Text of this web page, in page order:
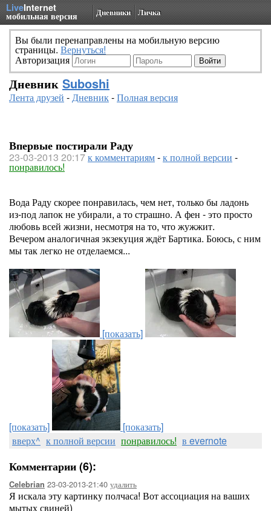
LiveInternet
мобильная версия Дневники Личка
Вы были перенаправлены на мобильную версию
страницы. Вернуться!
Авторизация
Дневник Suboshi
Лента друзей -Дневник-Полная версия
Впервые постирали Раду
23-03-2013 20:17к комментариям-к полной версии -
понравилось!
Вода Раду скорее понравилась, чем нет, только бы ладонь
из-под лапок не убирали, а то страшно. А фен - это просто
любовь всей жизни, несмотря на то, что жужжит.
Вечером аналогичная экзекуция ждёт Бартика. Боюсь, с ним
мы так легко не отделаемся...
[показать]
[показать]
[показать]
вверх^ к полной версии понравилось! в evernote
Комментарии (6):
Celebrian 23-03-2013-21:40 удалить
Я искала эту картинку полчаса! Вот ассоциация на ваших
мытых свиней)